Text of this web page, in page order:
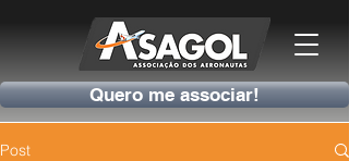
Quero me associar!
Post